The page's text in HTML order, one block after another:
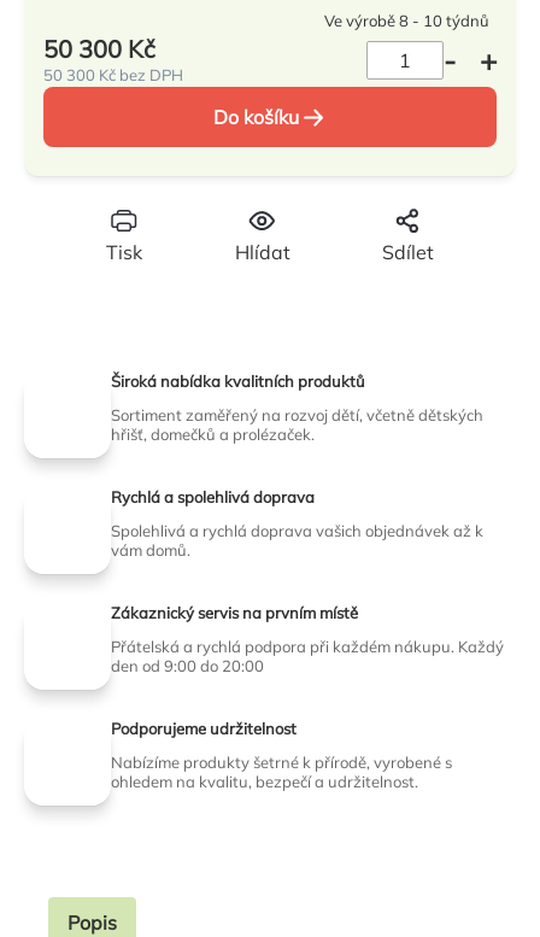
hvězdiček.
Tisk Hlídat Sdílet
Ve výrobě 8 - 10 týdnů
50 300 Kč
50 300 Kč bez DPH
Měrná
cena:
Do košíku
Široká nabídka kvalitních produktů
Sortiment zaměřený na rozvoj dětí, včetně dětských
hřišť, domečků a prolézaček.
Rychlá a spolehlivá doprava
Spolehlivá a rychlá doprava vašich objednávek až k
vám domů.
Zákaznický servis na prvním místě
Přátelská a rychlá podpora při každém nákupu. Každý
den od 9:00 do 20:00
Podporujeme udržitelnost
Nabízíme produkty šetrné k přírodě, vyrobené s
ohledem na kvalitu, bezpečí a udržitelnost.
Popis